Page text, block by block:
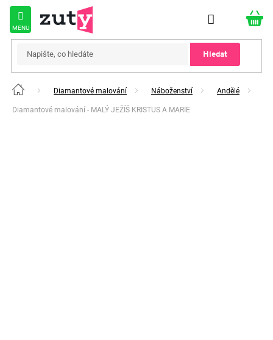
Přejít
obsah
Hledat
Domů Diamantové malování Náboženství Andělé
Diamantové malování - MALÝ JEŽÍŠ KRISTUS A MARIE